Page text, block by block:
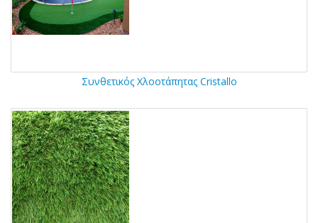
Συνθετικός Χλοοτάπητας Cristallo